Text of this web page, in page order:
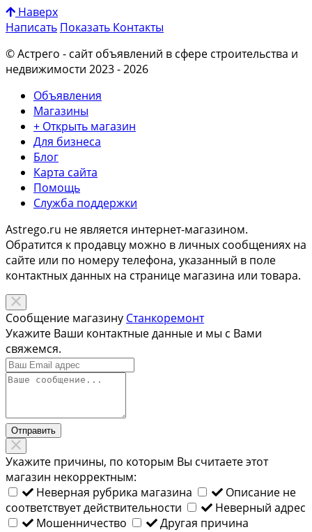
Наверх
Написать Показать Контакты
© Астрего - сайт объявлений в сфере строительства и
недвижимости 2023 - 2026
Объявления
Магазины
+ Открыть магазин
Для бизнеса
Блог
Карта сайта
Помощь
Служба поддержки
Astrego.ru не является интернет-магазином.
Обратится к продавцу можно в личных сообщениях на
сайте или по номеру телефона, указанный в поле
контактных данных на странице магазина или товара.
Сообщение магазину Станкоремонт
Укажите Ваши контактные данные и мы с Вами
свяжемся.
Отправить
Укажите причины, по которым Вы считаете этот
магазин некорректным:
Неверная рубрика магазина
Описание не
соответствует действительности
Неверный адрес
Мошенничество
Другая причина